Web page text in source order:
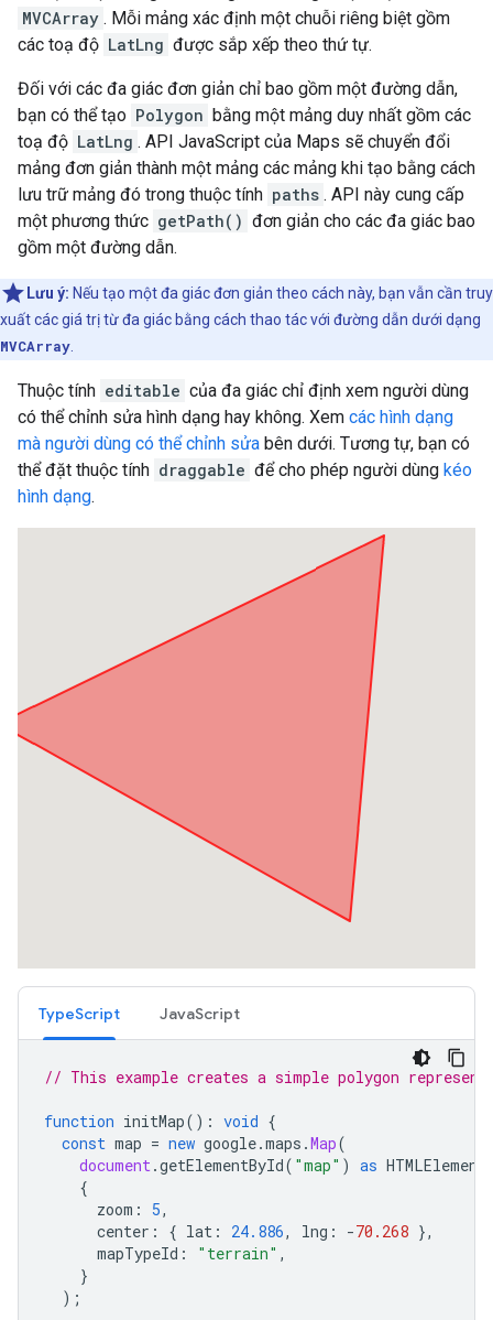
MVCArray . Mỗi mảng xác định một chuỗi riêng biệt gồm
các toạ độ LatLng được sắp xếp theo thứ tự.
Đối với các đa giác đơn giản chỉ bao gồm một đường dẫn,
bạn có thể tạo Polygon bằng một mảng duy nhất gồm các
toạ độ LatLng . API JavaScript của Maps sẽ chuyển đổi
mảng đơn giản thành một mảng các mảng khi tạo bằng cách
lưu trữ mảng đó trong thuộc tính paths . API này cung cấp
một phương thức getPath() đơn giản cho các đa giác bao
gồm một đường dẫn.
Lưu ý: Nếu tạo một đa giác đơn giản theo cách này, bạn vẫn cần truy
xuất các giá trị từ đa giác bằng cách thao tác với đường dẫn dưới dạng
MVCArray.
Thuộc tính editable của đa giác chỉ định xem người dùng
có thể chỉnh sửa hình dạng hay không. Xem các hình dạng
mà người dùng có thể chỉnh sửa bên dưới. Tương tự, bạn có
thể đặt thuộc tính draggable để cho phép người dùng kéo
hình dạng.
TypeScript JavaScript
// This example creates a simple polygon
function initMap() : void {
const map = new google.maps .Map(
document.getElementById( "map" ) as HTMLElement
{
zoom : 5,
center : { lat : 24.886, lng : -70.268 },
mapTypeId : "terrain" ,
}
);